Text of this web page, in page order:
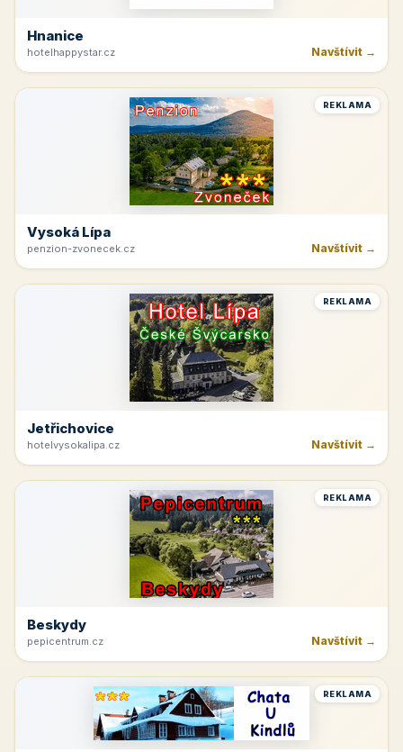
Hnanice
hotelhappystar.cz Navštívit →
REKLAMA
Vysoká Lípa
penzion-zvonecek.cz Navštívit →
REKLAMA
Jetřichovice
hotelvysokalipa.cz Navštívit →
REKLAMA
Beskydy
pepicentrum.cz Navštívit →
REKLAMA